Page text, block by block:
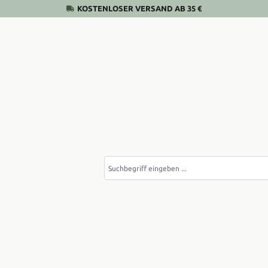
KOSTENLOSER VERSAND AB 35 €